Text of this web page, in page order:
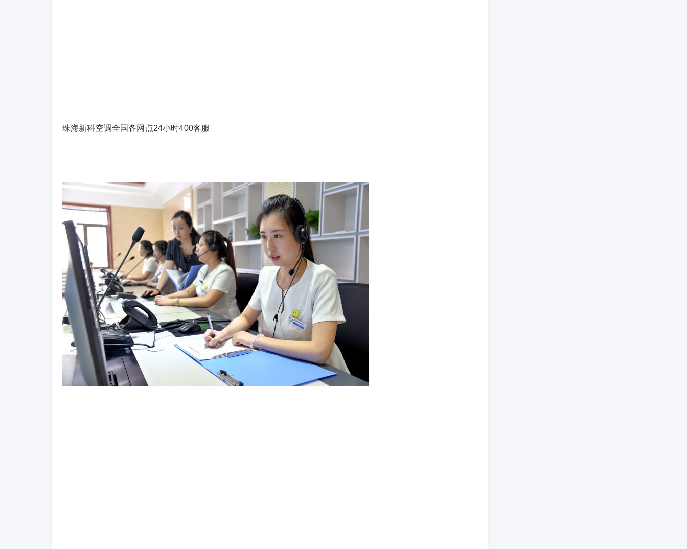
珠海新科空调全国各网点24小时400客服
珠海新科空调售后服务电话_快
速上门服务24小时在线
珠海新科空调售后电话全国统一号码 新科空调40
0全国售后官方电话号码：(1)400-1865-909 新科
false
2 元 5 元
20 元
false
¥
立刻支付
您没有权限发布内容，请购买会员或者提升权
限。
忘记密码？找回